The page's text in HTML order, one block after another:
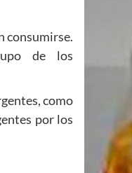
consumirse.
de los
como
por los